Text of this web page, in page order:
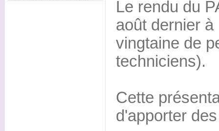
Le rendu du
août dernier
vingtaine de
techniciens).
Cette
d'apporter